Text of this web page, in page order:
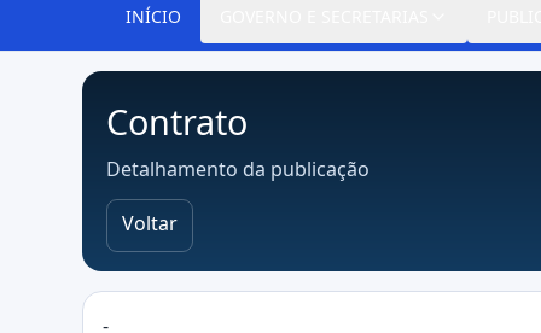
INÍCIO
Contrato
Detalhamento da publicação
Voltar
-